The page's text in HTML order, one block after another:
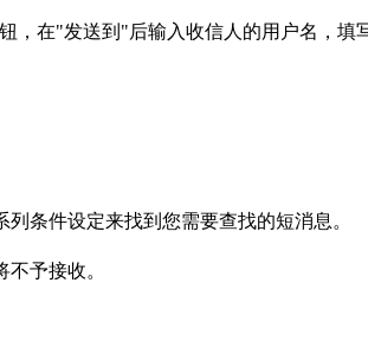
在"发送到"后输入收信人的用户名，填
条件设定来找到您需要查找的短消息。
予接收。